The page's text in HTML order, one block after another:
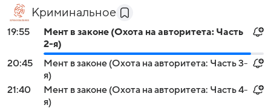
Криминальное
19:55
Мент в законе (Охота на авторитета: Часть
2-я)
20:45
Мент в законе (Охота на авторитета: Часть 3-
я)
21:40
Мент в законе (Охота на авторитета: Часть 4-
я)